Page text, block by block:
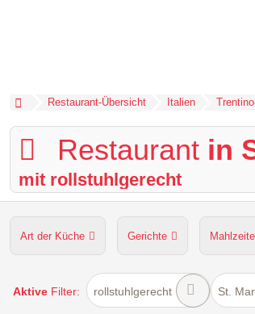
Restaurant-Übersicht Italien
Restaurant in
mit rollstuhlgerecht
Art der Küche Gerichte
Hunde erlaubt Kapazität
Aktive Filter: rollstuhlgerecht St.